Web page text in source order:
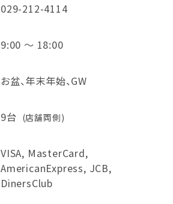
029-212-4114
9:00 ～ 18:00
お盆、年末年始、GW
9台 (店舗両側)
VISA, MasterCard,
AmericanExpress, JCB,
DinersClub